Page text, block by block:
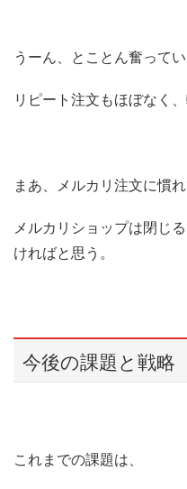
うーん、とことん奮ってい
リピート注文もほぼなく
まあ、メルカリ注文に慣
メルカリショップは閉じ
ければと思う。
今後の課題と戦略
これまでの課題は、